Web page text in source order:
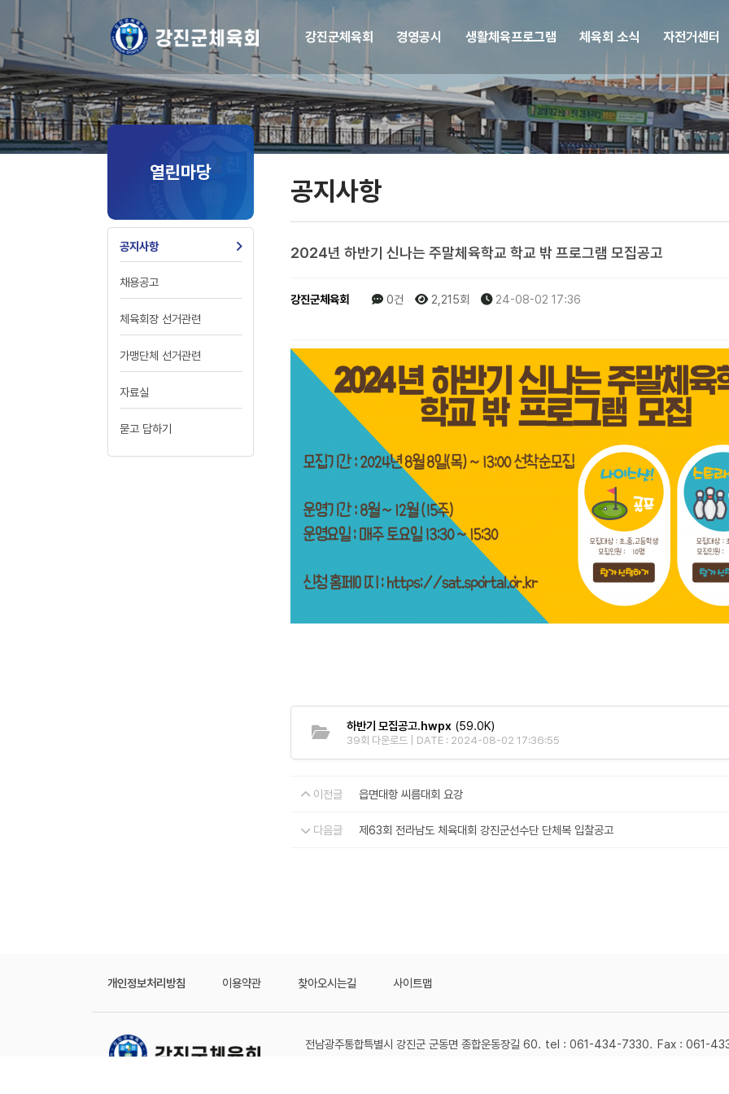
강진군체육회 경영공시 생활체육프로그램 체육회 소식 자전거센터
열린마당
공지사항
채용공고
체육회장 선거관련
가맹단체 선거관련
자료실
묻고 답하기
공지사항
2024년 하반기 신나는 주말체육학교 학교 밖 프로그램 모집공고
강진군체육회 0건 2,215회 24-08-02 17:36
하반기 모집공고.hwpx (59.0K)
39회 다운로드 | DATE : 2024-08-02 17:36:55
이전글 읍면대항 씨름대회 요강
다음글 제63회 전라남도 체육대회 강진군선수단 단체복 입찰공고
개인정보처리방침 이용약관 찾아오시는길 사이트맵
전남광주통합특별시 강진군 군동면 종합운동장길 60. tel : 061-434-7330. Fax : 061-